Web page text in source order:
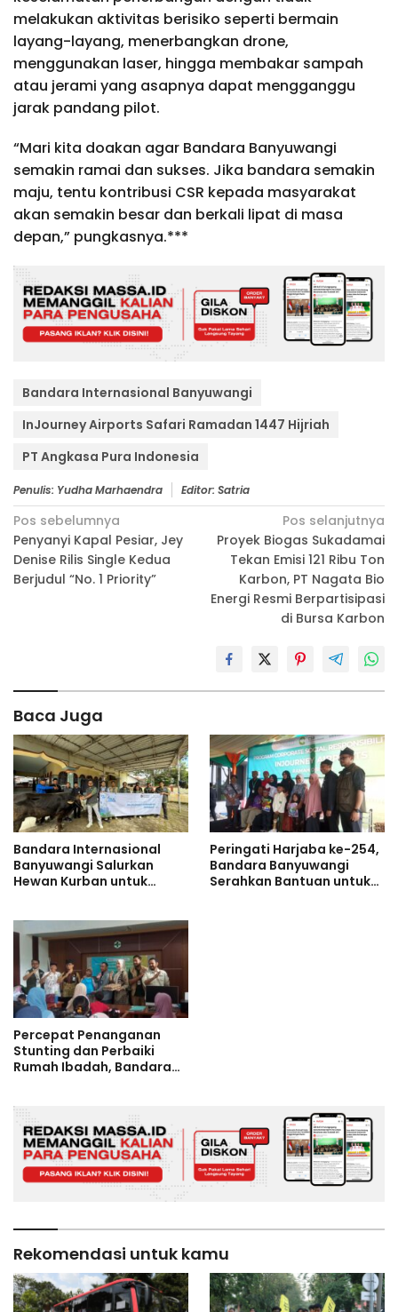
melakukan aktivitas berisiko seperti bermain
layang-layang, menerbangkan drone,
menggunakan laser, hingga membakar sampah
atau jerami yang asapnya dapat mengganggu
jarak pandang pilot.
“Mari kita doakan agar Bandara Banyuwangi
semakin ramai dan sukses. Jika bandara semakin
maju, tentu kontribusi CSR kepada masyarakat
akan semakin besar dan berkali lipat di masa
depan,” pungkasnya.***
Bandara Internasional Banyuwangi
InJourney Airports Safari Ramadan 1447 Hijriah
PT Angkasa Pura Indonesia
Penulis: Yudha Marhaendra Editor: Satria
Navigasi
pos
Pos sebelumnya
Penyanyi Kapal Pesiar, Jey
Denise Rilis Single Kedua
Berjudul “No. 1 Priority”
Pos selanjutnya
Proyek Biogas Sukadamai
Tekan Emisi 121 Ribu Ton
Karbon, PT Nagata Bio
Energi Resmi Berpartisipasi
di Bursa Karbon
Baca Juga
Bandara Internasional
Banyuwangi Salurkan
Hewan Kurban untuk
Peringati Harjaba ke-254,
Bandara Banyuwangi
Serahkan Bantuan untuk
Percepat Penanganan
Stunting dan Perbaiki
Rumah Ibadah, Bandara
Rekomendasi untuk kamu